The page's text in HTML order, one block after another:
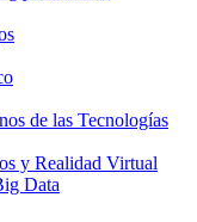
de las Tecnologías
y Realidad Virtual
Data